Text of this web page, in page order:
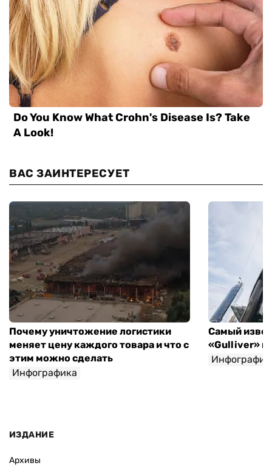
ВАС ЗАИНТЕРЕСУЕТ
Почему уничтожение логистики
меняет цену каждого товара и что с
этим можно сделать
Инфографика
Самый
«Gulliver»
ИЗДАНИЕ
Архивы